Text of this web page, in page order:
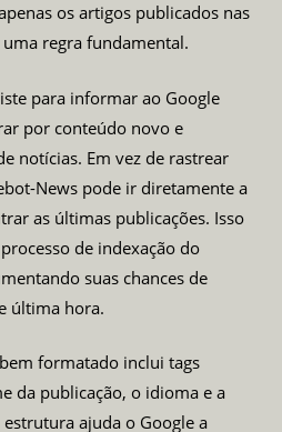
os artigos publicados nas
regra fundamental.
para informar ao Google
por conteúdo novo e
notícias. Em vez de rastrear
News pode ir diretamente a
as últimas publicações. Isso
de indexação do
suas chances de
última hora.
formatado inclui tags
da publicação, o idioma e a
estrutura ajuda o Google a